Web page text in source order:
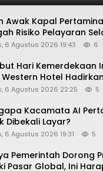
Awak Kapal
Risiko Pelayaran
6 Agustus 2026 19:43 6
Hari Kemerdekaan
Western Hotel
Hingga 45%
6 Agustus 2026 22:25 5
Kacamata AI
Dibekali Layar?
6 Agustus 2026 19:31 5
Pemerintah Dorong
Pasar Global, Ini